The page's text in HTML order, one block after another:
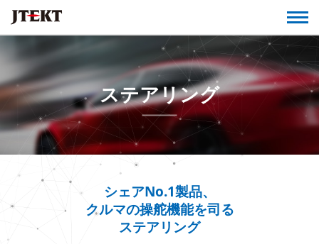
ステアリング
シェアNo.1製品、
クルマの操舵機能を司る
ステアリング